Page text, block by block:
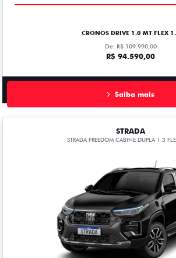
CRONOS DRIVE 1.0 MT FLEX
De: R$ 109.990,00
R$ 94.590,00
Saiba mais
STRADA
STRADA FREEDOM CABINE DUPLA 1.3